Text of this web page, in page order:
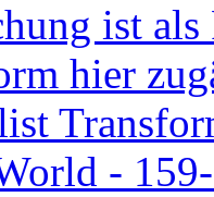
ist
hier
-